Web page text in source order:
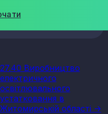
27.40 Виробництво
електричного
освітлювального
устатковання в
Житомирській області ->